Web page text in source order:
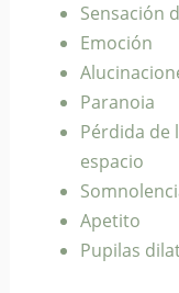
Sensación
Emoción
Paranoia
Pérdida de
espacio
Apetito
Pupilas